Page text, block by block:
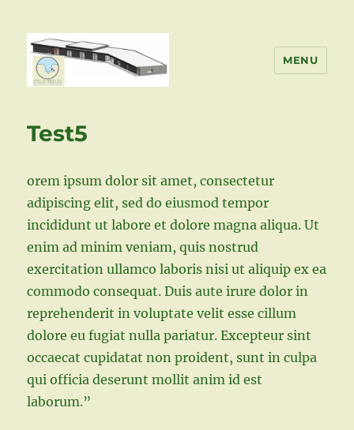
MENU
Test5
orem ipsum dolor sit amet, consectetur
adipiscing elit, sed do eiusmod tempor
incididunt ut labore et dolore magna aliqua. Ut
enim ad minim veniam, quis nostrud
exercitation ullamco laboris nisi ut aliquip ex ea
commodo consequat. Duis aute irure dolor in
reprehenderit in voluptate velit esse cillum
dolore eu fugiat nulla pariatur. Excepteur sint
occaecat cupidatat non proident, sunt in culpa
qui officia deserunt mollit anim id est
laborum.”